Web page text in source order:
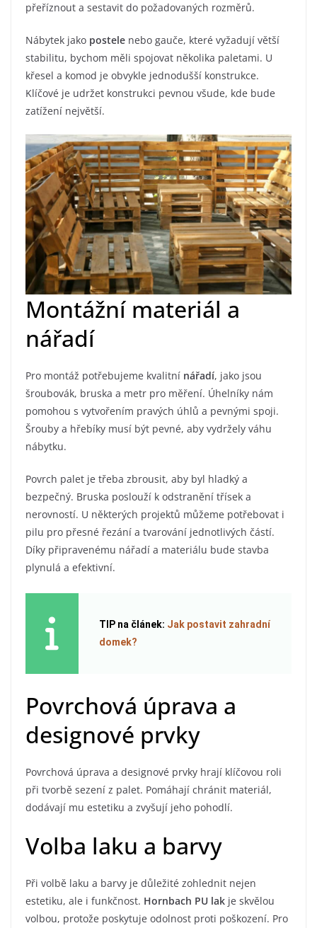
přeříznout a sestavit do požadovaných rozměrů.
Nábytek jako postele nebo gauče, které vyžadují větší
stabilitu, bychom měli spojovat několika paletami. U
křesel a komod je obvykle jednodušší konstrukce.
Klíčové je udržet konstrukci pevnou všude, kde bude
zatížení největší.
Montážní materiál a
nářadí
Pro montáž potřebujeme kvalitní nářadí, jako jsou
šroubovák, bruska a metr pro měření. Úhelníky nám
pomohou s vytvořením pravých úhlů a pevnými spoji.
Šrouby a hřebíky musí být pevné, aby vydržely váhu
nábytku.
Povrch palet je třeba zbrousit, aby byl hladký a
bezpečný. Bruska poslouží k odstranění třísek a
nerovností. U některých projektů můžeme potřebovat i
pilu pro přesné řezání a tvarování jednotlivých částí.
Díky připravenému nářadí a materiálu bude stavba
plynulá a efektivní.
TIP na článek: Jak postavit zahradní
domek?
Povrchová úprava a
designové prvky
Povrchová úprava a designové prvky hrají klíčovou roli
při tvorbě sezení z palet. Pomáhají chránit materiál,
dodávají mu estetiku a zvyšují jeho pohodlí.
Volba laku a barvy
Při volbě laku a barvy je důležité zohlednit nejen
estetiku, ale i funkčnost. Hornbach PU lak je skvělou
volbou, protože poskytuje odolnost proti poškození. Pro